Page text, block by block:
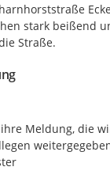
stark beißend
Straße.
Meldung, die